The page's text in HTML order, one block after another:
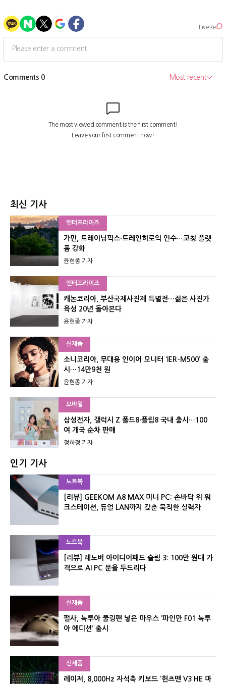
최신 기사
엔터프라이즈
가민, 트레이닝픽스·트레인히로익 인수…코칭 플랫
폼 강화
윤현종 기자
엔터프라이즈
캐논코리아, 부산국제사진제 특별전…젊은 사진가
육성 20년 돌아본다
윤현종 기자
신제품
소니코리아, 무대용 인이어 모니터 ‘IER-M500’ 출
시…14만9천 원
윤현종 기자
모바일
삼성전자, 갤럭시 Z 폴드8·플립8 국내 출시…100
여 개국 순차 판매
정하정 기자
인기 기사
노트북
[리뷰] GEEKOM A8 MAX 미니 PC: 손바닥 위 워
크스테이션, 듀얼 LAN까지 갖춘 묵직한 실력자
노트북
[리뷰] 레노버 아이디어패드 슬림 3: 100만 원대 가
격으로 AI PC 문을 두드리다
신제품
펄사, 녹투아 쿨링팬 넣은 마우스 ‘파인만 F01 녹투
아 에디션’ 출시
신제품
레이저, 8,000Hz 자석축 키보드 ‘헌츠맨 V3 HE 마